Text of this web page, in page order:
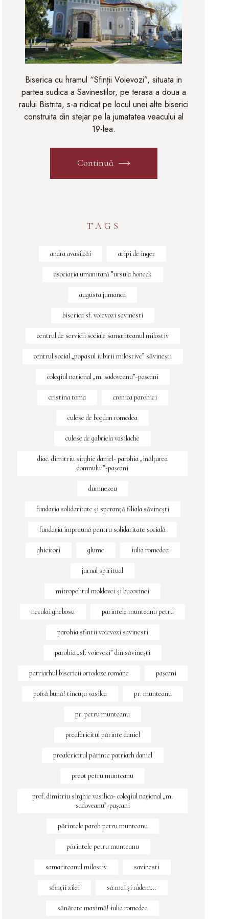
Biserica cu hramul “Sfinții Voievozi”, situata in
partea sudica a Savinestilor, pe terasa a doua a
raului Bistrita, s-a ridicat pe locul unei alte biserici
construita din stejar pe la jumatatea veacului al
19-lea.
Continuă
TAGS
andra avasilcăi aripi de inger
asociația umanitară ”ursula honeck
augusta jumanca
biserica sf. voievozi savinesti
centrul de servicii sociale samariteanul milostiv
centrul social „popasul iubirii milostive” săvineşti
colegiul naţional „m. sadoveanu”-paşcani
cristina toma cronica parohiei
culese de bogdan romedea
culese de gabriela vasilache
diac. dimitriu sîrghie daniel- parohia „înălțarea
domnului”-pașcani
dumnezeu
fundaţia solidaritate şi speranţă filiala săvineşti
fundația împreună pentru solidaritate socială
ghicitori glume iulia romedea
jurnal spiritual
mitropolitul moldovei și bucovinei
neculai ghebosu parintele munteanu petru
parohia sfintii voievozi savinesti
parohia „sf. voievozi” din săvinești
patriarhul bisericii ortodoxe române pașcani
poftă bună! tincuța vasîlca pr. munteanu
pr. petru munteanu
preafericitul părinte daniel
preafericitul părinte patriarh daniel
preot petru munteanu
prof. dimitriu sîrghie vasilica- colegiul naţional „m.
sadoveanu”-paşcani
părintele paroh petru munteanu
părintele petru munteanu
samariteanul milostiv savinesti
sfinţii zilei să mai și râdem...
sănătate maximă! iulia romedea